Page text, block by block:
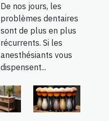
De nos jours, les
problèmes dentaires
sont de plus en plus
récurrents. Si les
anesthésiants vous
dispensent...